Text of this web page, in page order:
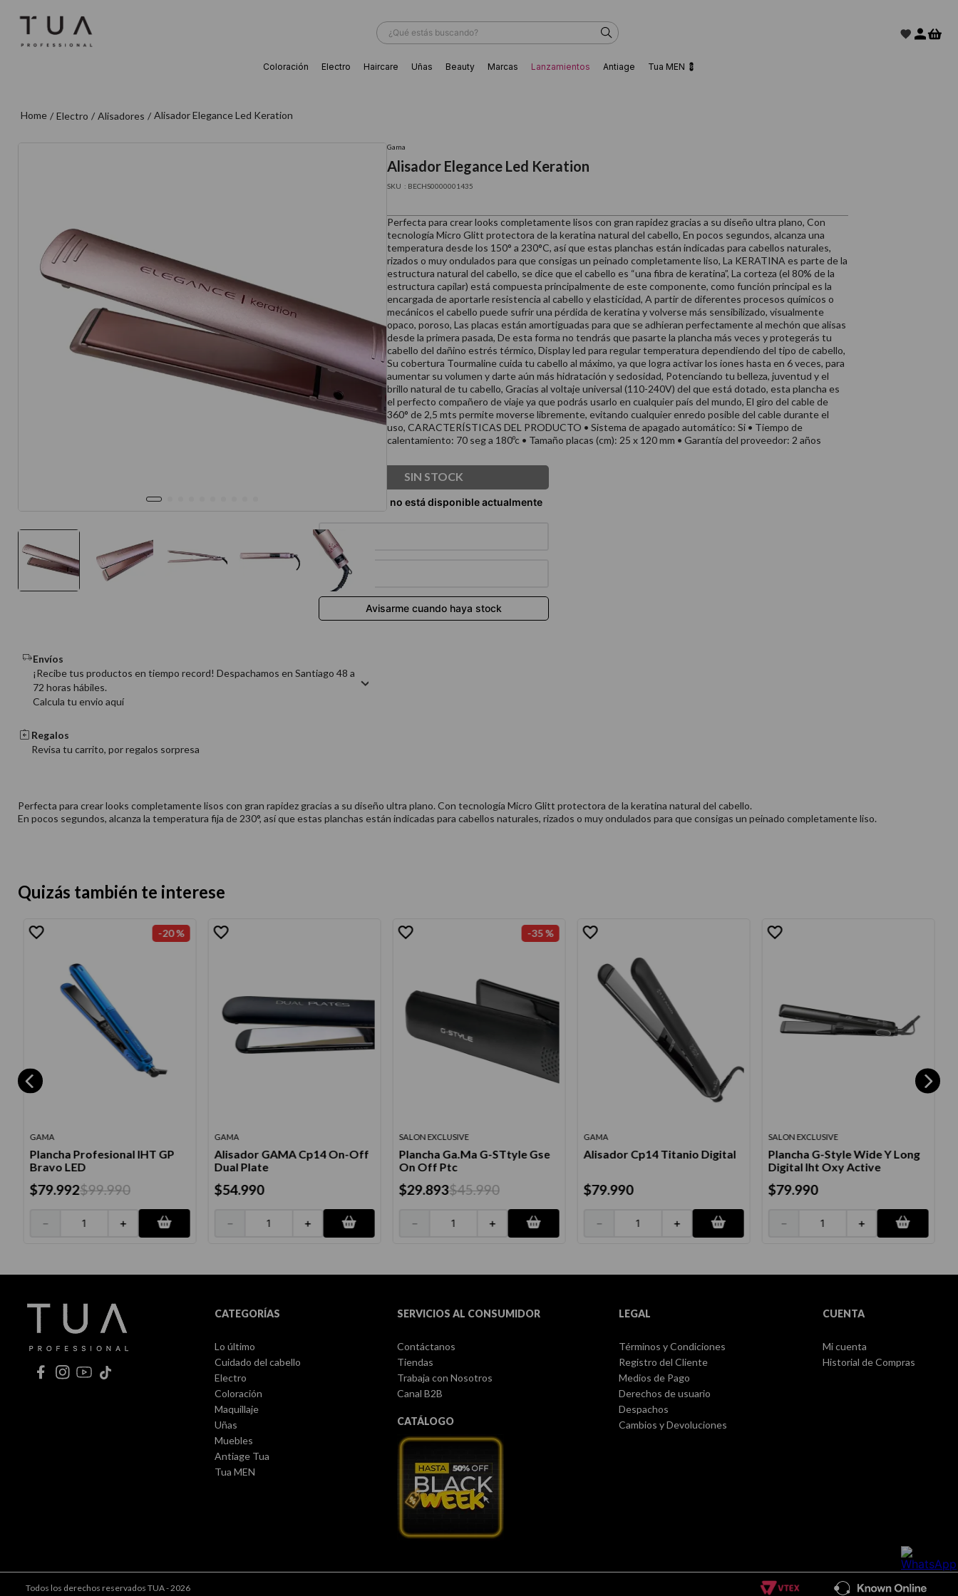
¿Qué estás buscando?
Coloración Electro Haircare Uñas Beauty Marcas Lanzamientos Antiage Tua MEN 💈
Electro Alisadores Alisador Elegance Led Keration
Envíos
¡Recibe tus productos en tiempo record! Despachamos en Santiago 48 a
72 horas hábiles.
Calcula tu envio aquí
Regalos
Revisa tu carrito, por regalos sorpresa
Gama
Alisador Elegance Led Keration
: BECHS0000001435
Perfecta para crear looks completamente lisos con gran rapidez gracias a su diseño ultra plano, Con
tecnología Micro Glitt protectora de la keratina natural del cabello, En pocos segundos, alcanza una
temperatura desde los 150° a 230°C, así que estas planchas están indicadas para cabellos naturales,
rizados o muy ondulados para que consigas un peinado completamente liso, La KERATINA es parte de la
estructura natural del cabello, se dice que el cabello es “una fibra de keratina”, La corteza (el 80% de la
estructura capilar) está compuesta principalmente de este componente, como función principal es la
encargada de aportarle resistencia al cabello y elasticidad, A partir de diferentes procesos químicos o
mecánicos el cabello puede sufrir una pérdida de keratina y volverse más sensibilizado, visualmente
opaco, poroso, Las placas están amortiguadas para que se adhieran perfectamente al mechón que alisas
desde la primera pasada, De esta forma no tendrás que pasarte la plancha más veces y protegerás tu
cabello del dañino estrés térmico, Display led para regular temperatura dependiendo del tipo de cabello,
Su cobertura Tourmaline cuida tu cabello al máximo, ya que logra activar los iones hasta en 6 veces, para
aumentar su volumen y darte aún más hidratación y sedosidad, Potenciando tu belleza, juventud y el
brillo natural de tu cabello, Gracias al voltaje universal (110-240V) del que está dotado, esta plancha es
el perfecto compañero de viaje ya que podrás usarlo en cualquier país del mundo, El giro del cable de
360° de 2,5 mts permite moverse libremente, evitando cualquier enredo posible del cable durante el
uso, CARACTERÍSTICAS DEL PRODUCTO • Sistema de apagado automático: Si • Tiempo de
calentamiento: 70 seg a 180ºc • Tamaño placas (cm): 25 x 120 mm • Garantía del proveedor: 2 años
SIN STOCK
Perfecta para crear looks completamente lisos con gran rapidez gracias a su diseño ultra plano. Con tecnología Micro Glitt protectora de la keratina natural del cabello.
En pocos segundos, alcanza la temperatura fija de 230°, así que estas planchas están indicadas para cabellos naturales, rizados o muy ondulados para que consigas un peinado completamente liso.
Quizás también te interese
-20 %
GAMA
Plancha Profesional IHT GP
Bravo LED
$79.992$99.990
＋
－
GAMA
Alisador GAMA Cp14 On-Off
Dual Plate
$54.990
＋
－
-35 %
SALON EXCLUSIVE
Plancha Ga.Ma G-STtyle Gse
On Off Ptc
$29.893$45.990
＋
－
GAMA
Alisador Cp14 Titanio Digital
$79.990
＋
－
SALON EXCLUSIVE
Plancha G-Style Wide Y Long
Digital Iht Oxy Active
$79.990
＋
－
CATEGORÍAS
Lo último
Cuidado del cabello
Electro
Coloración
Maquillaje
Uñas
Muebles
Antiage Tua
Tua MEN
SERVICIOS AL CONSUMIDOR
Contáctanos
Tiendas
Trabaja con Nosotros
Canal B2B
CATÁLOGO
LEGAL
Términos y Condiciones
Registro del Cliente
Medios de Pago
Derechos de usuario
Despachos
Cambios y Devoluciones
CUENTA
Mi cuenta
Historial de Compras
Todos los derechos reservados TUA - 2026
8.
9. acondicionador
10. protector térmico